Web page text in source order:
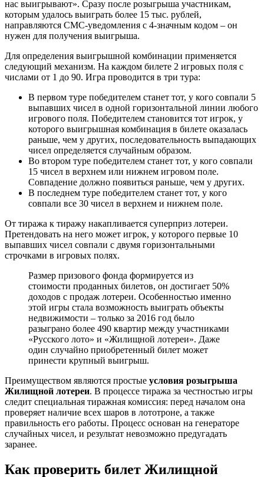
нас выигрывают». Сразу после розыгрыша участникам,
которым удалось выиграть более 15 тыс. рублей,
направляются СМС-уведомления с 4-значным кодом – он
нужен для получения выигрыша.
Для определения выигрышной комбинации применяется
следующий механизм. На каждом билете 2 игровых поля с
числами от 1 до 90. Игра проводится в три тура:
В первом туре победителем станет тот, у кого совпали 5
выпавших чисел в одной горизонтальной линии любого
игрового поля. Победителем становится тот игрок, у
которого выигрышная комбинация в билете оказалась
раньше, чем у других, последовательность выпадающих
чисел определяется случайным образом.
Во втором туре победителем станет тот, у кого совпали
15 чисел в верхнем или нижнем игровом поле.
Совпадение должно появиться раньше, чем у других.
В последнем туре победителем станет тот, у кого
совпали все 30 чисел в верхнем и нижнем поле.
От тиража к тиражу накапливается суперприз лотереи.
Претендовать на него может игрок, у которого первые 10
выпавших чисел совпали с двумя горизонтальными
строчками в игровых полях.
Размер призового фонда формируется из
стоимости проданных билетов, он достигает 50%
доходов с продаж лотереи. Особенностью именно
этой игры стала возможность выиграть объекты
недвижимости – только за 2016 год было
разыграно более 490 квартир между участниками
«Русского лото» и «Жилищной лотереи». Даже
один случайно приобретенный билет может
принести крупный выигрыш.
Преимуществом являются простые условия розыгрыша
Жилищной лотереи. В процессе тиража за честностью игры
следит специальная тиражная комиссия: перед началом она
проверяет наличие всех шаров в лототроне, а также
правильность его работы. Процесс основан на генераторе
случайных чисел, и результат невозможно предугадать
заранее.
Как проверить билет Жилищной